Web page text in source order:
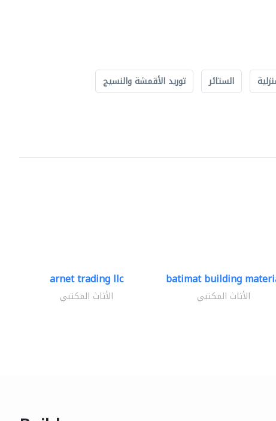
الستائر
توريد الأقمشة والنسيج
arnet trading llc
الأثاث المكتبي
batimat building
الأثاث المكتبي